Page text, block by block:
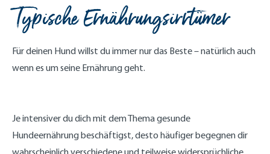
Typische Ernährungsirrtümer
Für deinen Hund willst du immer nur das Beste – natürlich auch
wenn es um seine Ernährung geht.
Je intensiver du dich mit dem Thema gesunde
Hundeernährung beschäftigst, desto häufiger begegnen dir
wahrscheinlich verschiedene und teilweise widersprüchliche